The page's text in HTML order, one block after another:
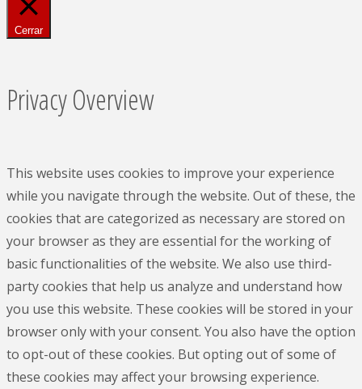
Cerrar
Privacy Overview
This website uses cookies to improve your experience
while you navigate through the website. Out of these, the
cookies that are categorized as necessary are stored on
your browser as they are essential for the working of
basic functionalities of the website. We also use third-
party cookies that help us analyze and understand how
you use this website. These cookies will be stored in your
browser only with your consent. You also have the option
to opt-out of these cookies. But opting out of some of
these cookies may affect your browsing experience.